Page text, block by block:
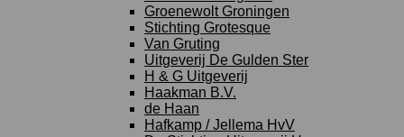
Groenewolt Groningen
Stichting Grotesque
Van Gruting
Uitgeverij De Gulden Ster
H & G Uitgeverij
Haakman B.V.
de Haan
Hafkamp / Jellema HvV